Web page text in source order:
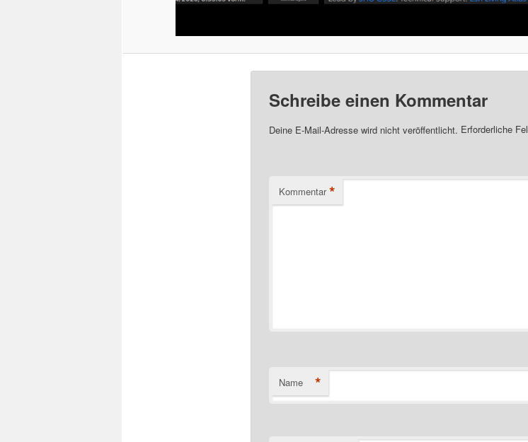
Schreibe einen Kommentar
Deine E-Mail-Adresse wird nicht veröffentlicht. Erforderliche
Kommentar *
Name *